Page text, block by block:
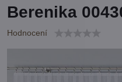
Berenika
Hodnocení